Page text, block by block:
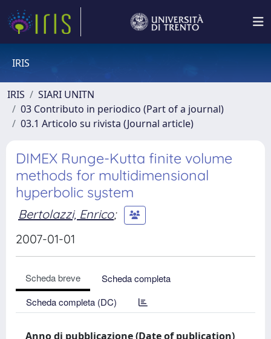
IRIS
IRIS
SIARI UNITN
03 Contributo in periodico (Part of a journal)
03.1 Articolo su rivista (Journal article)
DIMEX Runge-Kutta finite volume
methods for multidimensional
hyperbolic system
Bertolazzi, Enrico;
2007-01-01
Scheda breve
Scheda completa
Scheda completa (DC)
Anno di pubblicazione (Date of publication)